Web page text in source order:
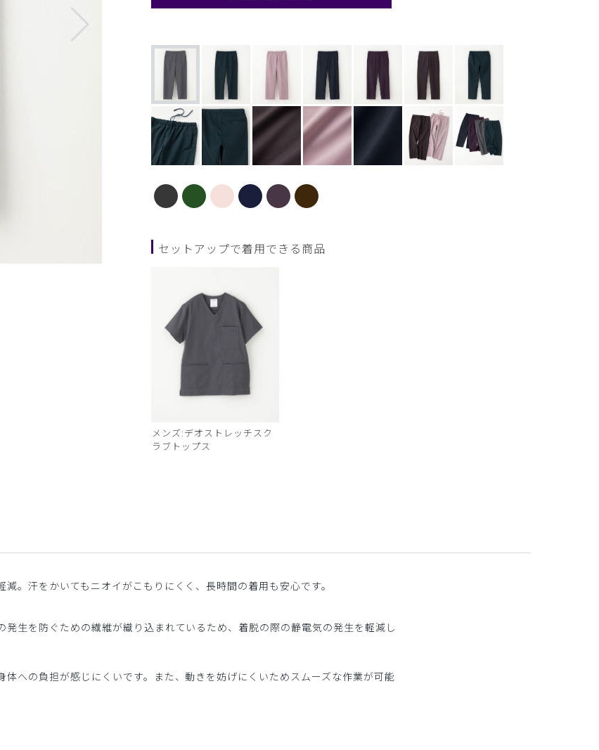
セットアップで着用できる商品
メンズ:デオストレッチスク
ラブトップス
減。汗をかいてもニオイがこもりにくく、長時間の着用も安心です。
発生を防ぐための繊維が織り込まれているため、着脱の際の静電気の発生を軽減し
体への負担が感じにくいです。また、動きを妨げにくいためスムーズな作業が可能